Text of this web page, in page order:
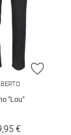
HINZUFÜGEN
ZUR
"Lou"
€